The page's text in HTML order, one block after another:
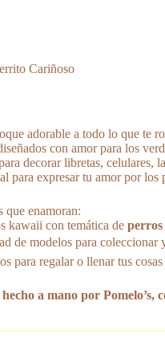
Cariñoso
adorable a todo lo que te
con amor para los
decorar libretas, celulares,
para expresar tu amor por los
que enamoran:
kawaii con temática de perros
de modelos para coleccionar
para regalar o llenar tus
a mano por Pomelo’s,